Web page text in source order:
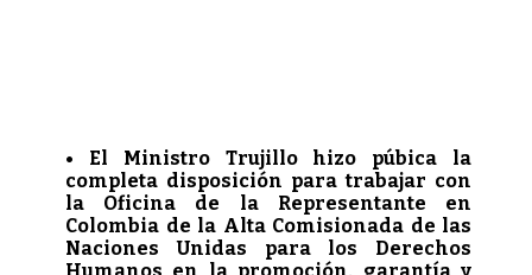
• El Ministro Trujillo hizo púbica la
completa disposición para trabajar con
la Oficina de la Representante en
Colombia de la Alta Comisionada de las
Naciones Unidas para los Derechos